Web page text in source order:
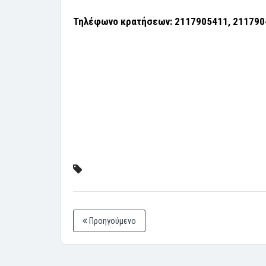
Τηλέφωνο κρατήσεων: 2117905411,
Προηγούμενο